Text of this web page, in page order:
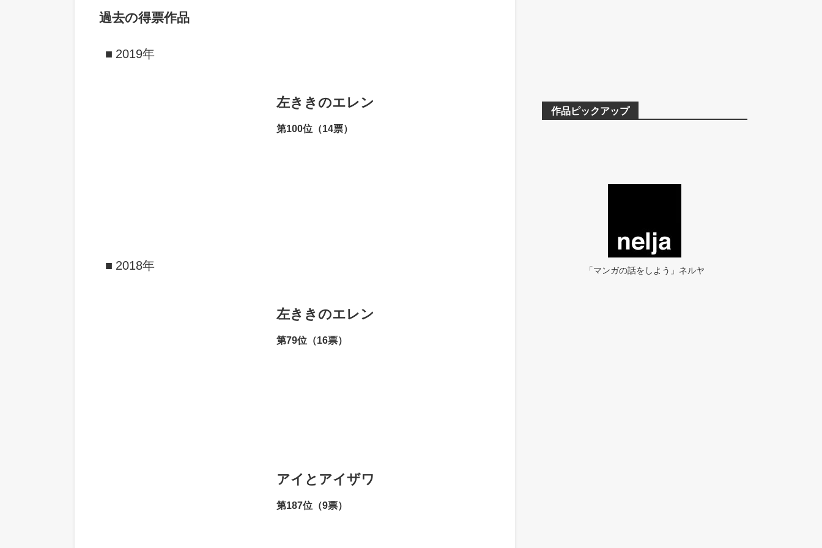
過去の得票作品
2019年
左ききのエレン
第100位（14票）
2018年
左ききのエレン
第79位（16票）
アイとアイザワ
第187位（9票）
作品ピックアップ
「マンガの話をしよう」ネルヤ